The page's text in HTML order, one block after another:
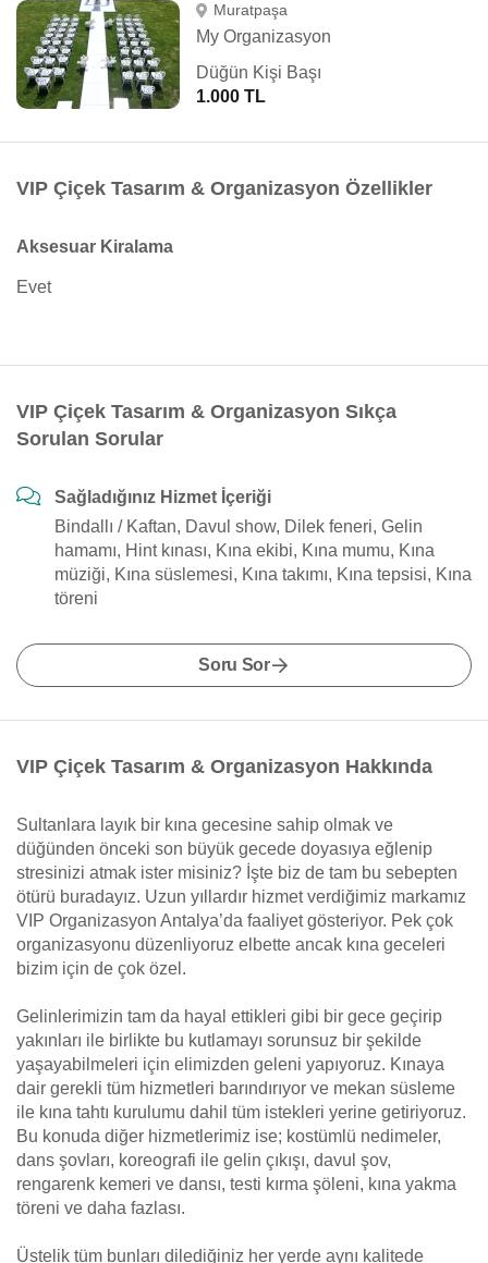
Muratpaşa
My Organizasyon
Düğün Kişi Başı
1.000 TL
VIP Çiçek Tasarım & Organizasyon Özellikler
Aksesuar Kiralama
Evet
VIP Çiçek Tasarım & Organizasyon Sıkça
Sorulan Sorular
Sağladığınız Hizmet İçeriği
Bindallı / Kaftan, Davul show, Dilek feneri, Gelin
hamamı, Hint kınası, Kına ekibi, Kına mumu, Kına
müziği, Kına süslemesi, Kına takımı, Kına tepsisi, Kına
töreni
Soru Sor
VIP Çiçek Tasarım & Organizasyon Hakkında
Sultanlara layık bir kına gecesine sahip olmak ve
düğünden önceki son büyük gecede doyasıya eğlenip
stresinizi atmak ister misiniz? İşte biz de tam bu sebepten
ötürü buradayız. Uzun yıllardır hizmet verdiğimiz markamız
VIP Organizasyon Antalya’da faaliyet gösteriyor. Pek çok
organizasyonu düzenliyoruz elbette ancak kına geceleri
bizim için de çok özel.
Gelinlerimizin tam da hayal ettikleri gibi bir gece geçirip
yakınları ile birlikte bu kutlamayı sorunsuz bir şekilde
yaşayabilmeleri için elimizden geleni yapıyoruz. Kınaya
dair gerekli tüm hizmetleri barındırıyor ve mekan süsleme
ile kına tahtı kurulumu dahil tüm istekleri yerine getiriyoruz.
Bu konuda diğer hizmetlerimiz ise; kostümlü nedimeler,
dans şovları, koreografi ile gelin çıkışı, davul şov,
rengarenk kemeri ve dansı, testi kırma şöleni, kına yakma
töreni ve daha fazlası.
Üstelik tüm bunları dilediğiniz her yerde aynı kalitede